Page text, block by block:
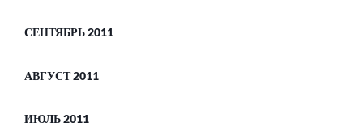
СЕНТЯБРЬ 2011
АВГУСТ 2011
ИЮЛЬ 2011